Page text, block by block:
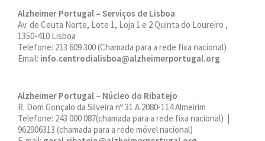
Alzheimer Portugal – Serviços de Lisboa
Av. de Ceuta Norte, Lote 1, Loja 1 e 2 Quinta do Loureiro ,
1350-410 Lisboa
Telefone: 213 609 300 (Chamada para a rede fixa nacional)
Email: info.centrodialisboa@alzheimerportugal.org
Alzheimer Portugal – Núcleo do Ribatejo
R. Dom Gonçalo da Silveira nº 31 A 2080-114 Almeirim
Telefone: 243 000 087(chamada para a rede fixa nacional) |
962906313 (chamada para a rede móvel nacional)